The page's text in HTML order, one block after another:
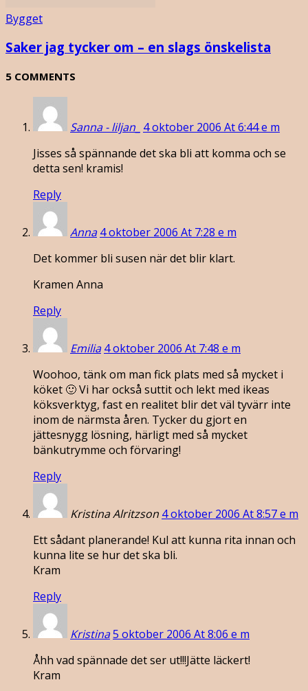
Bygget
Saker jag tycker om – en slags önskelista
5 COMMENTS
Sanna - liljan_ 4 oktober 2006 At 6:44 e m
Jisses så spännande det ska bli att komma och se
detta sen! kramis!
Reply
Anna 4 oktober 2006 At 7:28 e m
Det kommer bli susen när det blir klart.
Kramen Anna
Reply
Emilia 4 oktober 2006 At 7:48 e m
Woohoo, tänk om man fick plats med så mycket i
köket 🙂 Vi har också suttit och lekt med ikeas
köksverktyg, fast en realitet blir det väl tyvärr inte
inom de närmsta åren. Tycker du gjort en
jättesnygg lösning, härligt med så mycket
bänkutrymme och förvaring!
Reply
Kristina Alritzson 4 oktober 2006 At 8:57 e m
Ett sådant planerande! Kul att kunna rita innan och
kunna lite se hur det ska bli.
Kram
Reply
Kristina5 oktober 2006 At 8:06 e m
Åhh vad spännade det ser ut!!!Jätte läckert!
Kram